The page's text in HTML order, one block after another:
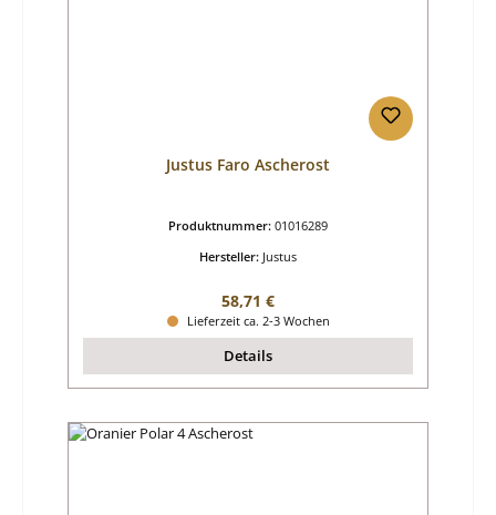
Justus Faro Ascherost
Produktnummer: 01016289
Hersteller: Justus
Regulärer Preis:
58,71 €
Lieferzeit ca. 2-3 Wochen
Details